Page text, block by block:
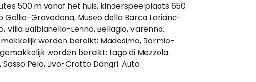
500 m vanaf het huis, kinderspeelplaats 650
Gallio-Gravedona, Museo della Barca Lariana-
Villa Balbianello-Lenno, Bellagio, Varenna.
worden bereikt: Madesimo, Bormio-
worden bereikt: Lago di Mezzola.
Pelo, Livo-Crotto Dangri. Auto